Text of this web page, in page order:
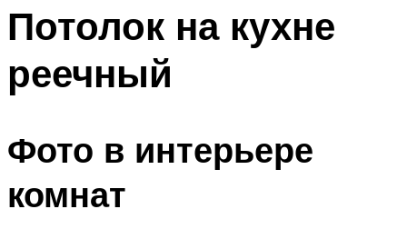
Потолок на кухне
реечный
Фото в интерьере
комнат